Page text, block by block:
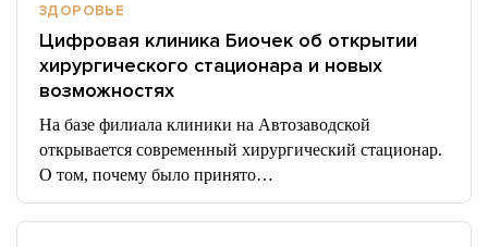
ЗДОРОВЬЕ
Цифровая клиника Биочек об открытии
хирургического стационара и новых
возможностях
На базе филиала клиники на Автозаводской
открывается современный хирургический стационар.
О том, почему было принято…